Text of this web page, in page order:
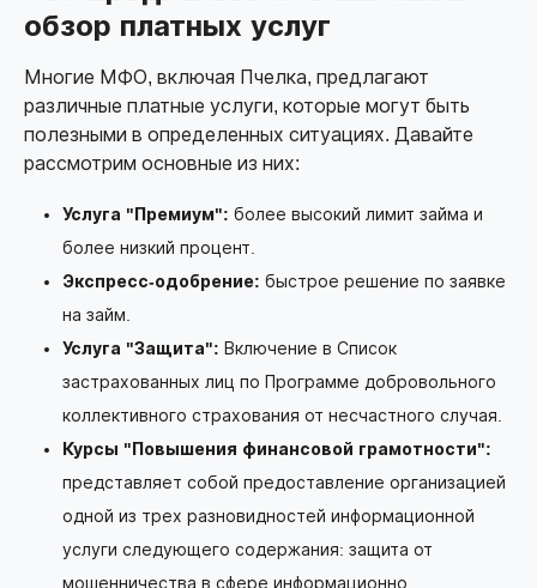
обзор платных услуг
Многие МФО, включая Пчелка, предлагают
различные платные услуги, которые могут быть
полезными в определенных ситуациях. Давайте
рассмотрим основные из них:
Услуга "Премиум": более высокий лимит займа и
более низкий процент.
Экспресс-одобрение: быстрое решение по заявке
на займ.
Услуга "Защита": Включение в Список
застрахованных лиц по Программе добровольного
коллективного страхования от несчастного случая.
Курсы "Повышения финансовой грамотности":
представляет собой предоставление организацией
одной из трех разновидностей информационной
услуги следующего содержания: защита от
мошенничества в сфере информационно